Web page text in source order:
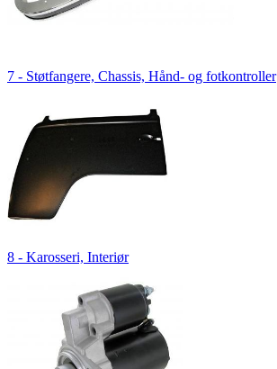
7 - Støtfangere, Chassis, Hånd- og fotkontroller
8 - Karosseri, Interiør